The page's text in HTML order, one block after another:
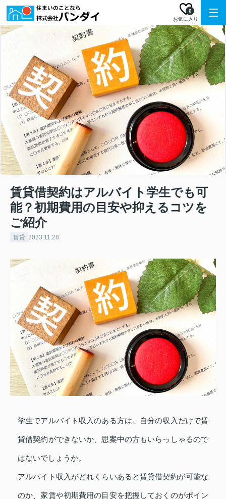
お気に入り
0
賃貸借契約はアルバイト学生でも可
能？初期費用の目安や抑えるコツを
ご紹介
賃貸 2023.11.28
学生でアルバイト収入のある方は、自分の収入だけで賃
貸借契約ができないか、思案中の方もいらっしゃるので
はないでしょうか。
アルバイト収入がどれくらいあると賃貸借契約が可能な
のか、家賃や初期費用の目安を把握しておくのがポイン